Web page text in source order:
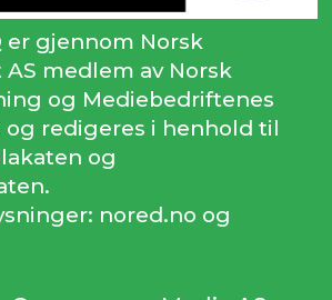
er gjennom Norsk
medlem av Norsk
og Mediebedriftenes
redigeres i henhold til
og
nored.no og